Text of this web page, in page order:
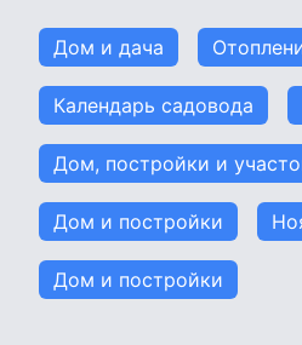
Дом и дача
Календарь садовода
Дом, постройки и
Дом и постройки
Дом и постройки